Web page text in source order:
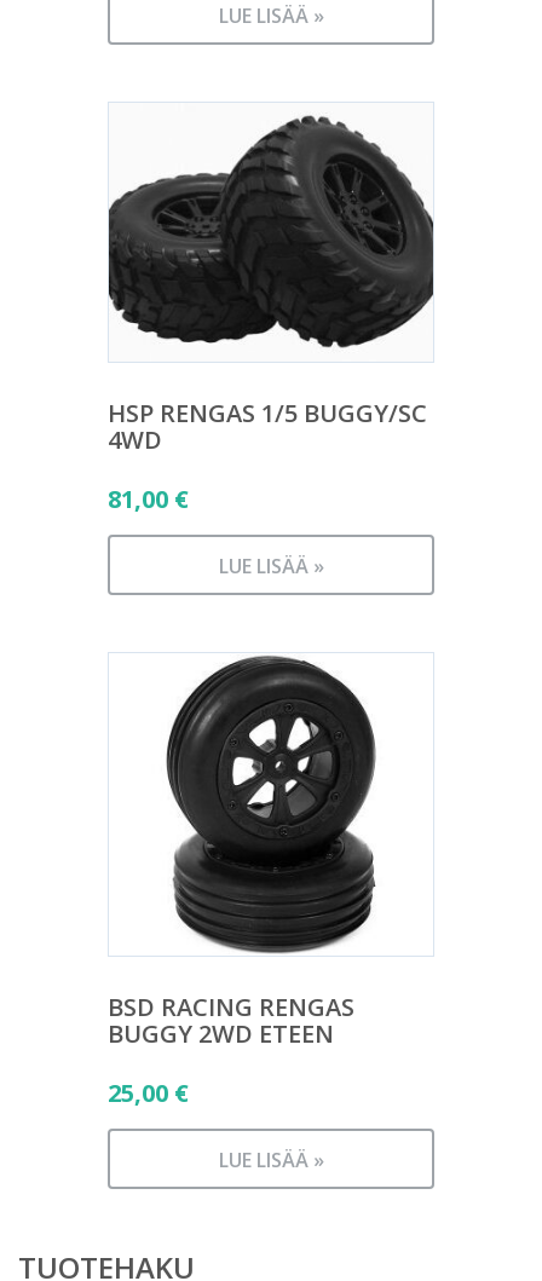
LUE LISÄÄ »
HSP RENGAS 1/5 BUGGY/SC
4WD
81,00 €
LUE LISÄÄ »
BSD RACING RENGAS
BUGGY 2WD ETEEN
25,00 €
LUE LISÄÄ »
TUOTEHAKU